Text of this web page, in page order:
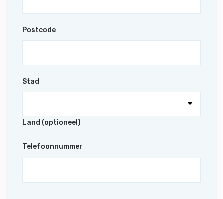
Postcode
Stad
Land (optioneel)
Telefoonnummer